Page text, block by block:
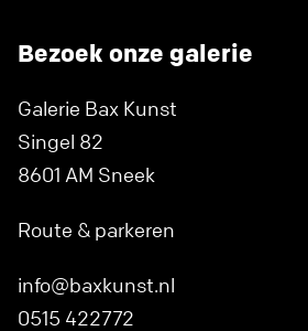
Bezoek onze galerie
Galerie Bax Kunst
Singel 82
8601 AM Sneek
Route & parkeren
info@baxkunst.nl
0515 422772